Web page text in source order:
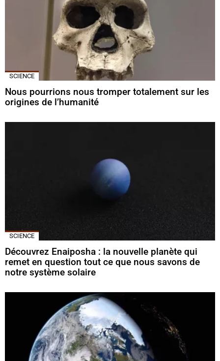
SCIENCE
Nous pourrions nous tromper totalement sur les
origines de l’humanité
SCIENCE
Découvrez Enaiposha : la nouvelle planète qui
remet en question tout ce que nous savons de
notre système solaire